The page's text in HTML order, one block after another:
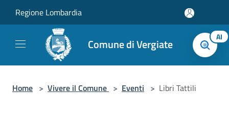
Regione Lombardia
Comune di Vergiate AI
Home > Vivere il Comune > Eventi > Libri Tattili